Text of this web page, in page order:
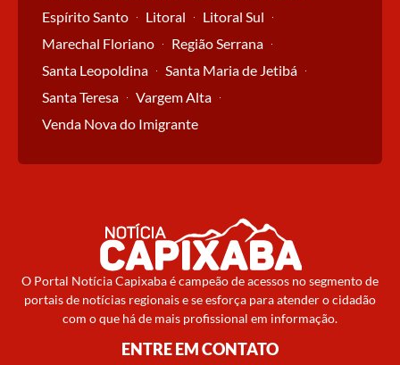
Espírito Santo
Litoral
Litoral Sul
Marechal Floriano
Região Serrana
Santa Leopoldina
Santa Maria de Jetibá
Santa Teresa
Vargem Alta
Venda Nova do Imigrante
O Portal Notícia Capixaba é campeão de acessos no segmento de
portais de notícias regionais e se esforça para atender o cidadão
com o que há de mais profissional em informação.
ENTRE EM CONTATO